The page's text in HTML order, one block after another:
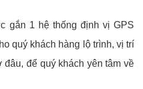
gắn 1 hệ thống định vị GPS
quý khách hàng lộ trình, vị trí
để quý khách yên tâm về